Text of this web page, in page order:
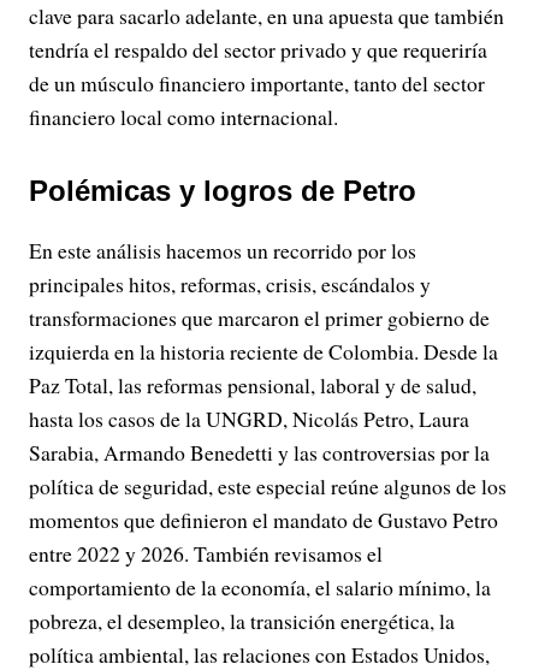
clave para sacarlo adelante, en una apuesta que también
tendría el respaldo del sector privado y que requeriría
de un músculo financiero importante, tanto del sector
financiero local como internacional.
Polémicas y logros de Petro
En este análisis hacemos un recorrido por los
principales hitos, reformas, crisis, escándalos y
transformaciones que marcaron el primer gobierno de
izquierda en la historia reciente de Colombia. Desde la
Paz Total, las reformas pensional, laboral y de salud,
hasta los casos de la UNGRD, Nicolás Petro, Laura
Sarabia, Armando Benedetti y las controversias por la
política de seguridad, este especial reúne algunos de los
momentos que definieron el mandato de Gustavo Petro
entre 2022 y 2026. También revisamos el
comportamiento de la economía, el salario mínimo, la
pobreza, el desempleo, la transición energética, la
política ambiental, las relaciones con Estados Unidos,